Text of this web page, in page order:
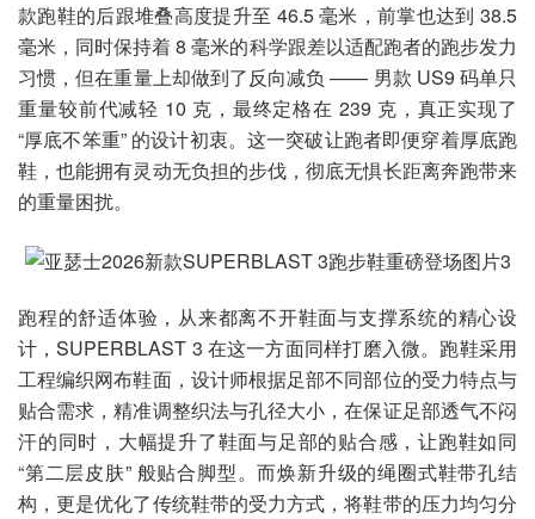
款跑鞋的后跟堆叠高度提升至 46.5 毫米，前掌也达到 38.5
毫米，同时保持着 8 毫米的科学跟差以适配跑者的跑步发力
习惯，但在重量上却做到了反向减负 —— 男款 US9 码单只
重量较前代减轻 10 克，最终定格在 239 克，真正实现了
“厚底不笨重” 的设计初衷。这一突破让跑者即便穿着厚底跑
鞋，也能拥有灵动无负担的步伐，彻底无惧长距离奔跑带来
的重量困扰。
跑程的舒适体验，从来都离不开鞋面与支撑系统的精心设
计，SUPERBLAST 3 在这一方面同样打磨入微。跑鞋采用
工程编织网布鞋面，设计师根据足部不同部位的受力特点与
贴合需求，精准调整织法与孔径大小，在保证足部透气不闷
汗的同时，大幅提升了鞋面与足部的贴合感，让跑鞋如同
“第二层皮肤” 般贴合脚型。而焕新升级的绳圈式鞋带孔结
构，更是优化了传统鞋带的受力方式，将鞋带的压力均匀分